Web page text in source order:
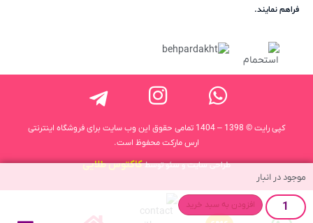
موجود در انبار
افزودن به سبد خرید
فراهم نمایند.
کپی رایت © 1398 – 1404 تمامی حقوق این وب سایت برای فروشگاه اینترنتی
ارس مارکت محفوظ است.
طراحی سایت و سئو توسطکاکتوس طلایی